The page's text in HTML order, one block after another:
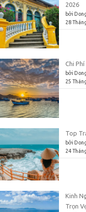
2026
bởi
28
Chi
bởi
25
Top
bởi
24
Kinh
Trọn